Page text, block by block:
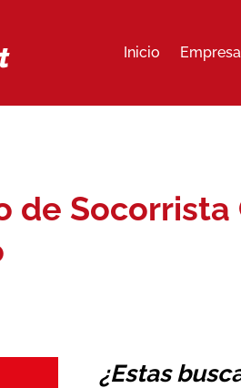
Inicio
de
¿Estas